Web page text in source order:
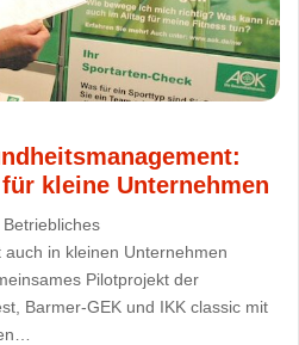
kleine Unternehmen
in kleinen Unternehmen
Pilotprojekt der
Barmer-GEK und IKK classic mit